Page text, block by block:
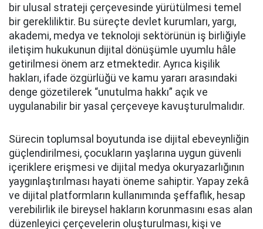
bir ulusal strateji çerçevesinde yürütülmesi temel
bir gerekliliktir. Bu süreçte devlet kurumları, yargı,
akademi, medya ve teknoloji sektörünün iş birliğiyle
iletişim hukukunun dijital dönüşümle uyumlu hâle
getirilmesi önem arz etmektedir. Ayrıca kişilik
hakları, ifade özgürlüğü ve kamu yararı arasındaki
denge gözetilerek “unutulma hakkı” açık ve
uygulanabilir bir yasal çerçeveye kavuşturulmalıdır.
Sürecin toplumsal boyutunda ise dijital ebeveynliğin
güçlendirilmesi, çocukların yaşlarına uygun güvenli
içeriklere erişmesi ve dijital medya okuryazarlığının
yaygınlaştırılması hayati öneme sahiptir. Yapay zekâ
ve dijital platformların kullanımında şeffaflık, hesap
verebilirlik ile bireysel hakların korunmasını esas alan
düzenleyici çerçevelerin oluşturulması, kişi ve